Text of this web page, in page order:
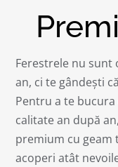
Ferestrele nu sunt
an, ci te gândești
Pentru a te bucura
calitate an după
premium cu geam
acoperi atât